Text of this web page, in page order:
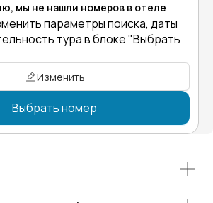
мы не нашли номеров в отеле
параметры поиска, даты
тура в блоке "Выбрать
Изменить
Выбрать номер